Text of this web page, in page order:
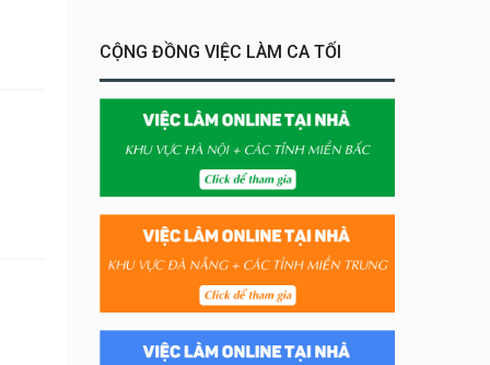
Công ty
Tuyển nhân viên tiếp thực,
phục vụ bàn
Nhà hàng Phủi Quán
– hỗ trợ ăn ở
Quán bánh đa cua
Tuyển nhân viên bán hàng
GÀ GÔ FASTFOOD
CỘNG ĐỒNG VIỆC LÀM CA TỐI